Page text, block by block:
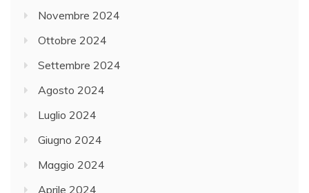
Novembre 2024
Ottobre 2024
Settembre 2024
Agosto 2024
Luglio 2024
Giugno 2024
Maggio 2024
Aprile 2024